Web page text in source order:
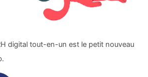
digital tout-en-un est le petit nouveau